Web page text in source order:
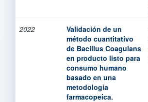
2022
Validación de un
método cuantitativo
de Bacillus Coagulans
en producto listo para
consumo humano
basado en una
metodología
farmacopeica.